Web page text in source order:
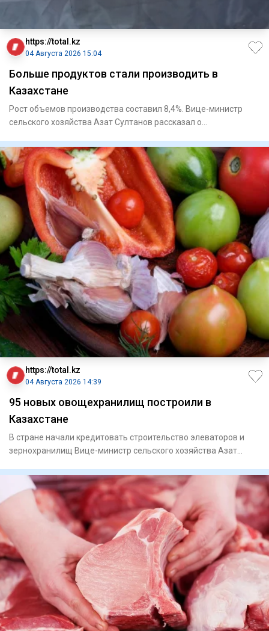
https://total.kz
04 Августа 2026 15:04
Больше продуктов стали производить в
Казахстане
Рост объемов производства составил 8,4%. Вице-министр
сельского хозяйства Азат Султанов рассказал о
https://total.kz
04 Августа 2026 14:39
95 новых овощехранилищ построили в
Казахстане
В стране начали кредитовать строительство элеваторов и
зернохранилищ Вице-министр сельского хозяйства Азат